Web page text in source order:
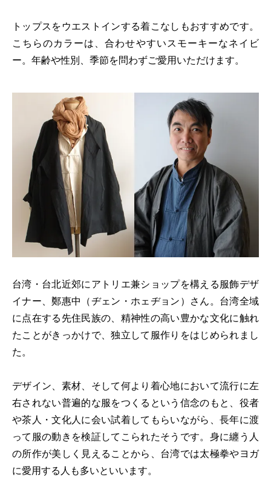
トップスをウエストインする着こなしもおすすめです。
こちらのカラーは、合わせやすいスモーキーなネイビ
ー。年齢や性別、季節を問わずご愛用いただけます。
台湾・台北近郊にアトリエ兼ショップを構える服飾デザ
イナー、鄭惠中（ヂェン・ホェヂョン）さん。台湾全域
に点在する先住民族の、精神性の高い豊かな文化に触れ
たことがきっかけで、独立して服作りをはじめられまし
た。
デザイン、素材、そして何より着心地において流行に左
右されない普遍的な服をつくるという信念のもと、役者
や茶人・文化人に会い試着してもらいながら、長年に渡
って服の動きを検証してこられたそうです。身に纏う人
の所作が美しく見えることから、台湾では太極拳やヨガ
に愛用する人も多いといいます。